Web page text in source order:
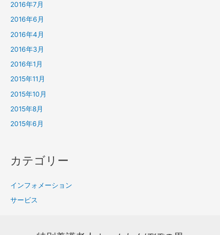
2016年7月
2016年6月
2016年4月
2016年3月
2016年1月
2015年11月
2015年10月
2015年8月
2015年6月
カテゴリー
インフォメーション
サービス